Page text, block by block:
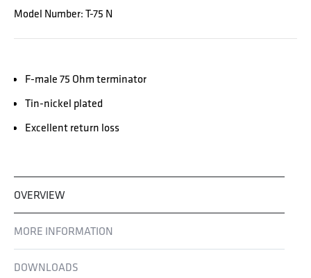
Model Number: T-75 N
F-male 75 Ohm terminator
Tin-nickel plated
Excellent return loss
OVERVIEW
MORE INFORMATION
DOWNLOADS